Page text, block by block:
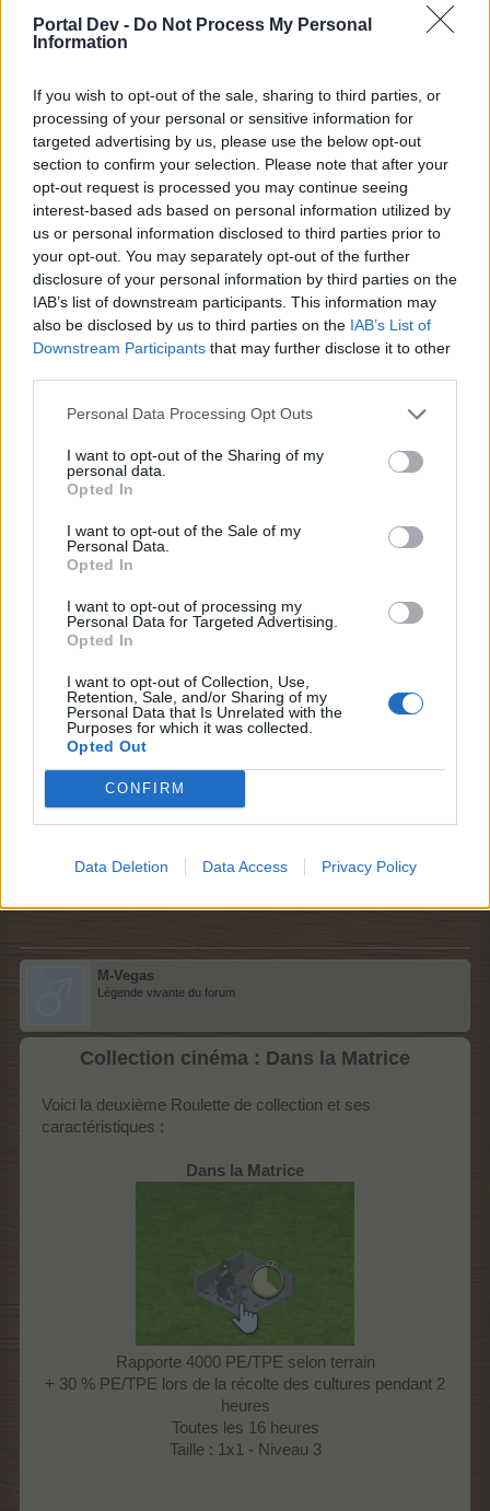
Portal Dev - Do Not Process My Personal
Information
If you wish to opt-out of the sale, sharing to third parties, or
processing of your personal or sensitive information for
targeted advertising by us, please use the below opt-out
section to confirm your selection. Please note that after your
opt-out request is processed you may continue seeing
interest-based ads based on personal information utilized by
us or personal information disclosed to third parties prior to
your opt-out. You may separately opt-out of the further
disclosure of your personal information by third parties on the
IAB’s list of downstream participants. This information may
also be disclosed by us to third parties on the IAB’s List of
Downstream Participants that may further disclose it to other
Personal Data Processing Opt Outs
I want to opt-out of the Sharing of my
personal data.
Opted In
I want to opt-out of the Sale of my
Personal Data.
Opted In
I want to opt-out of processing my
Personal Data for Targeted Advertising.
Opted In
I want to opt-out of Collection, Use,
Retention, Sale, and/or Sharing of my
Personal Data that Is Unrelated with the
Purposes for which it was collected.
Opted Out
CONFIRM
Data Deletion Data Access Privacy Policy
Rapporte 3800 PE/TPE selon le terrain
+ 30% PE/TPE lors de la récolte d'arbres pendant 2h
Toutes les 17 heures
Taille : 1 x 1 -
Niveau : 3
Dernière modification:
27 février 2025
26 février 2025
mamounettechantal,cheyenne57 ,varoise83et 4 autresaiment ceci.
M-Vegas
Légende vivante du forum
Collection cinéma :Baiser romantique tête
Voici la deuxième Roulette de collection et ses
Baiser romantique tête en bas
+ 30% PE/TPE sur les abris pendant 2h
Toutes les 16 heures
Taille : 1 x 1 - Niveau : 3​
M-Vegas
Légende vivante du forum
Collection cinéma : Dans la Matrice
Voici la deuxième Roulette de collection et ses
caractéristiques :
Dans la Matrice
Rapporte 4000 PE/TPE selon terrain
+ 30 % PE/TPE lors de la récolte des cultures pendant 2
heures
Toutes les 16 heures
Taille : 1x1 - Niveau 3​